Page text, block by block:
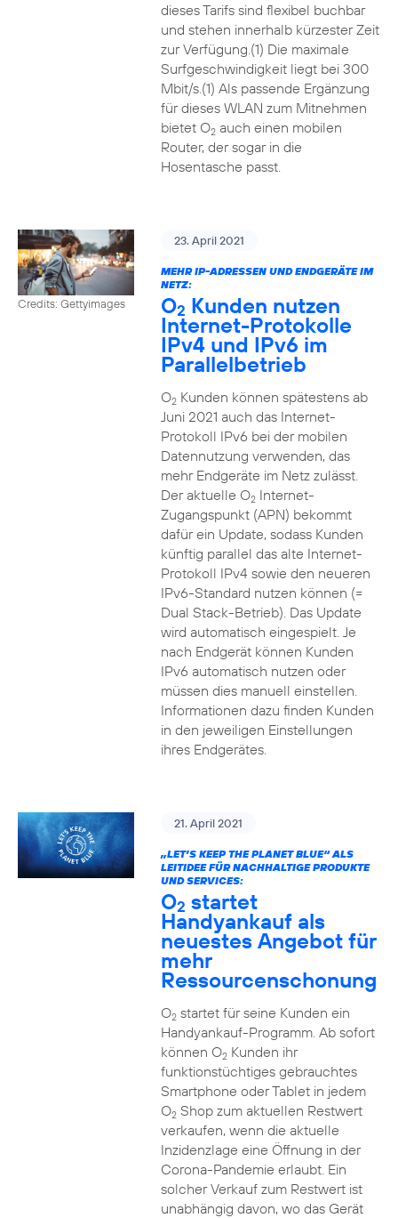
dieses Tarifs sind flexibel buchbar
und stehen innerhalb kürzester Zeit
zur Verfügung.(1) Die maximale
Surfgeschwindigkeit liegt bei 300
Mbit/s.(1) Als passende Ergänzung
für dieses WLAN zum Mitnehmen
bietet O2auch einen mobilen
Router, der sogar in die
Hosentasche passt.
Credits: Gettyimages
23. April 2021
MEHR IP-ADRESSEN UND ENDGERÄTE IM
NETZ:
O2 Kunden nutzen
Internet-Protokolle
IPv4 und IPv6 im
Parallelbetrieb
O2Kunden können spätestens ab
Juni 2021 auch das Internet-
Protokoll IPv6 bei der mobilen
Datennutzung verwenden, das
mehr Endgeräte im Netz zulässt.
Der aktuelle O2Internet-
Zugangspunkt (APN) bekommt
dafür ein Update, sodass Kunden
künftig parallel das alte Internet-
Protokoll IPv4 sowie den neueren
IPv6-Standard nutzen können (=
Dual Stack-Betrieb). Das Update
wird automatisch eingespielt. Je
nach Endgerät können Kunden
IPv6 automatisch nutzen oder
müssen dies manuell einstellen.
Informationen dazu finden Kunden
in den jeweiligen Einstellungen
ihres Endgerätes.
21. April 2021
„LET’S KEEP THE PLANET BLUE“ ALS
LEITIDEE FÜR NACHHALTIGE PRODUKTE
UND SERVICES:
O2 startet
Handyankauf als
neuestes Angebot für
mehr
Ressourcenschonung
O2startet für seine Kunden ein
Handyankauf-Programm. Ab sofort
können O2Kunden ihr
funktionstüchtiges gebrauchtes
Smartphone oder Tablet in jedem
O2Shop zum aktuellen Restwert
verkaufen, wenn die aktuelle
Inzidenzlage eine Öffnung in der
Corona-Pandemie erlaubt. Ein
solcher Verkauf zum Restwert ist
unabhängig davon, wo das Gerät